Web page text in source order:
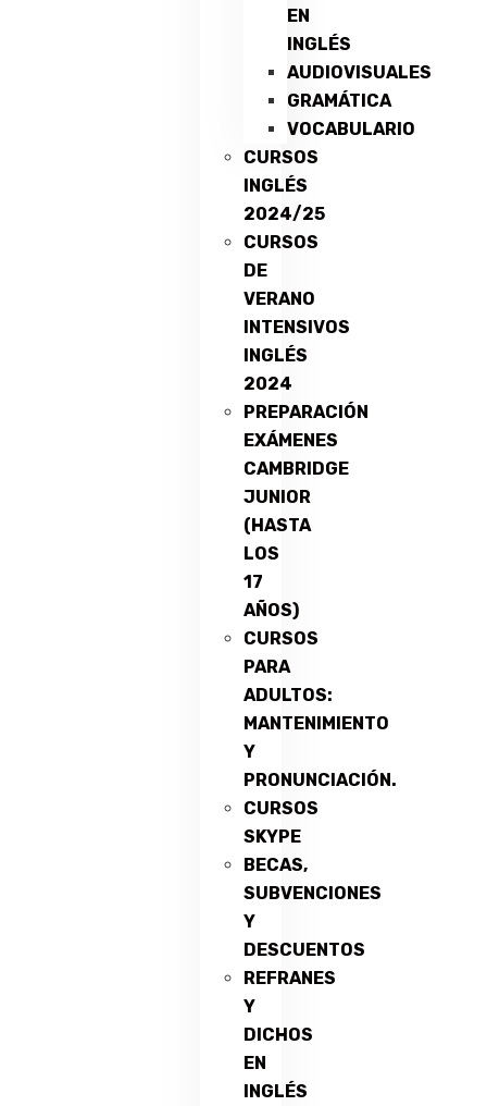
EN
INGLÉS
AUDIOVISUALES
GRAMÁTICA
VOCABULARIO
CURSOS
INGLÉS
2024/25
CURSOS
DE
VERANO
INTENSIVOS
INGLÉS
2024
PREPARACIÓN
EXÁMENES
CAMBRIDGE
JUNIOR
(HASTA
LOS
17
AÑOS)
CURSOS
PARA
ADULTOS:
MANTENIMIENTO
Y
PRONUNCIACIÓN.
CURSOS
SKYPE
BECAS,
SUBVENCIONES
Y
DESCUENTOS
REFRANES
Y
DICHOS
EN
INGLÉS